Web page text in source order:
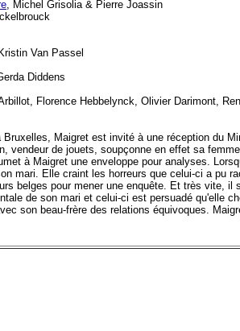
, Michel Grisolia & Pierre Joassin
Van Passel
Diddens
Florence Hebbelynck, Olivier Darimont,
Bruxelles, Maigret est invité à une réception du
vendeur de jouets, soupçonne en effet sa
à Maigret une enveloppe pour analyses.
mari. Elle craint les horreurs que celui-ci a pu
belges pour mener une enquête. Et très vite,
de son mari et celui-ci est persuadé qu'elle
son beau-frère des relations équivoques.